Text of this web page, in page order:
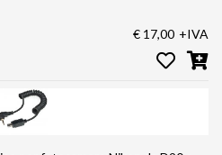
€ 17,00 +IVA